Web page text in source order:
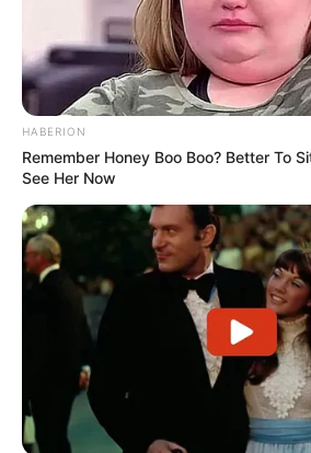
Serem! 9 Chat Ojek Online &
Pelanggan Ini Bikin Auto
Merinding
HABERION
Remember Honey Boo Boo? Better To
See Her Now